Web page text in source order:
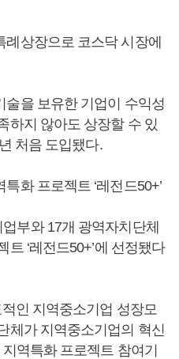
례상장으로 코스닥 시장에
술을 보유한 기업이 수익성
하지 않아도 상장할 수 있
처음 도입됐다.
화 프로젝트 ‘레전드50+’
부와 17개 광역자치단체
‘레전드50+’에 선정됐다
인 지역중소기업 성장모
체가 지역중소기업의 혁신
역특화 프로젝트 참여기